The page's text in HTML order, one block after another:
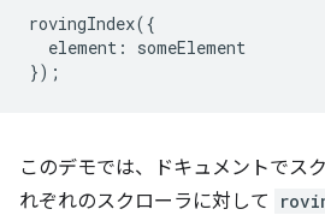
rovingIndex({
element :
someElement
});
このデモでは、ドキュメントでス
れぞれのスクローラに対して